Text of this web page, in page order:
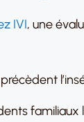
IVI, une
familiaux